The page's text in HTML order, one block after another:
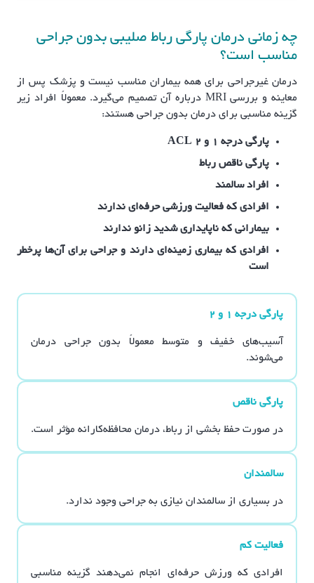
چه زمانی درمان پارگی رباط صلیبی بدون جراحی
مناسب است؟
درمان غیرجراحی برای همه بیماران مناسب نیست و پزشک پس از
معاینه و بررسی MRI درباره آن تصمیم می‌گیرد. معمولاً افراد زیر
گزینه مناسبی برای درمان بدون جراحی هستند:
پارگی درجه ۱ و ۲ ACL
پارگی ناقص رباط
افراد سالمند
افرادی که فعالیت ورزشی حرفه‌ای ندارند
بیمارانی که ناپایداری شدید زانو ندارند
افرادی که بیماری زمینه‌ای دارند و جراحی برای آن‌ها پرخطر
است
پارگی درجه ۱ و ۲
آسیب‌های خفیف و متوسط معمولاً بدون جراحی درمان
می‌شوند.
پارگی ناقص
در صورت حفظ بخشی از رباط، درمان محافظه‌کارانه مؤثر است.
سالمندان
در بسیاری از سالمندان نیازی به جراحی وجود ندارد.
فعالیت کم
افرادی که ورزش حرفه‌ای انجام نمی‌دهند گزینه مناسبی